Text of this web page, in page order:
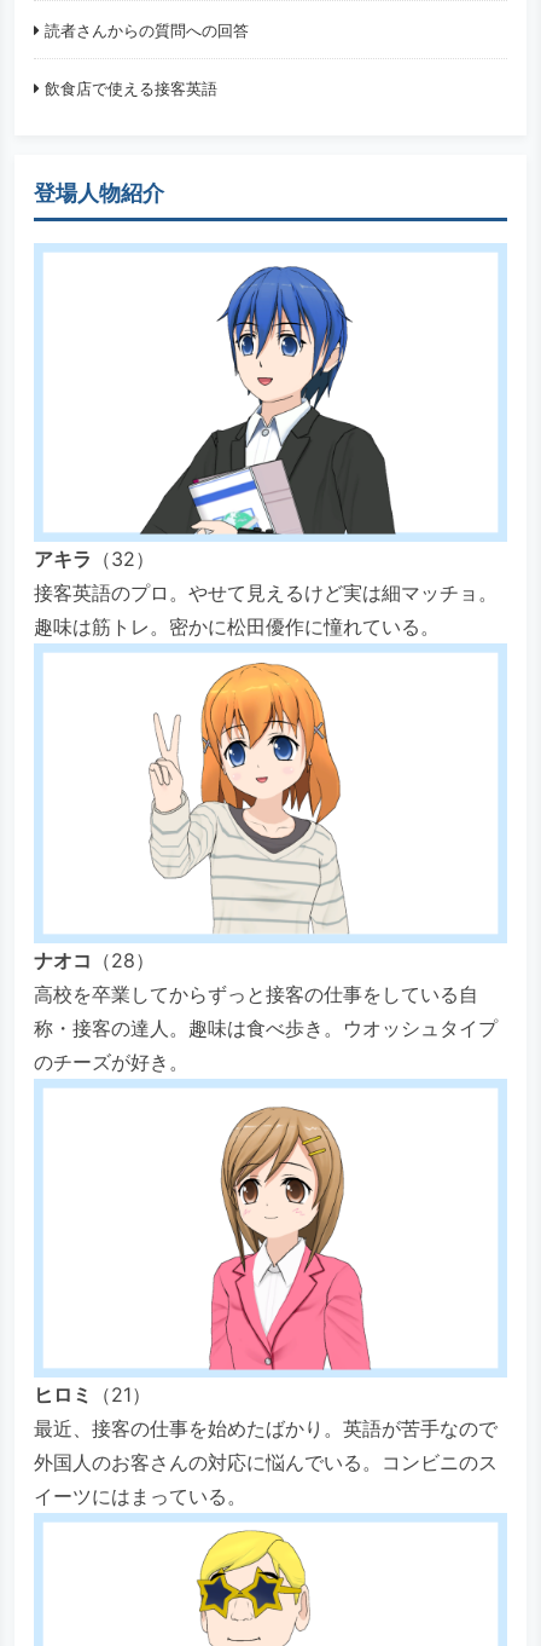
読者さんからの質問への回答
飲食店で使える接客英語
登場人物紹介
アキラ （32）
接客英語のプロ。やせて見えるけど実は細マッチョ。
趣味は筋トレ。密かに松田優作に憧れている。
ナオコ （28）
高校を卒業してからずっと接客の仕事をしている自
称・接客の達人。趣味は食べ歩き。ウオッシュタイプ
のチーズが好き。
ヒロミ
（21）
最近、接客の仕事を始めたばかり。英語が苦手なので
外国人のお客さんの対応に悩んでいる。コンビニのス
イーツにはまっている。